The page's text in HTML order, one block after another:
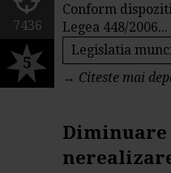
Conform
Legea 448/2006...
Legislatia
→ Citeste mai
7436
5